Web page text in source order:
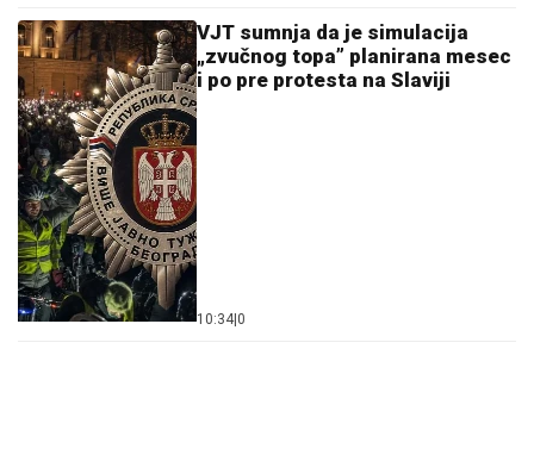
VJT sumnja da je simulacija
„zvučnog topa” planirana mesec
i po pre protesta na Slaviji
10:34 0